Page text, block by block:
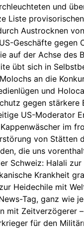
und
Liste
Austrocknen
Geschäfte gegen
auf der Achse des
übt sich in
an die
und
gegen stärkere
US-Moderator
im
von Stätten
die uns
Schweiz: Halali
Krankheit
Heidechile mit
Tag, ganz wie
mit Zeitverzögerer
für den